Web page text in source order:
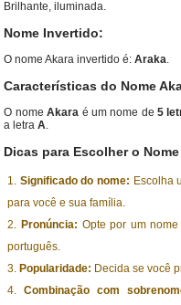
Brilhante, iluminada.
Nome Invertido:
O nome Akara invertido é:Araka.
Características do Nome
O nomeAkara é um nome de 5
a letraA.
Dicas para Escolher o
Significado do nome: Escolha
para você e sua família.
Pronúncia: Opte por um
português.
Popularidade: Decida se você
Combinação com